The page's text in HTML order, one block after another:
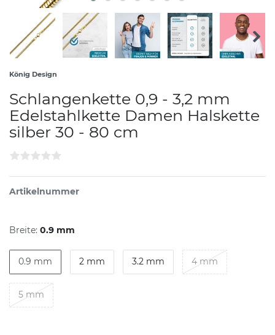
König Design
Schlangenkette 0,9 - 3,2 mm
Edelstahlkette Damen Halskette
silber 30 - 80 cm
Artikelnummer
Breite: 0.9 mm
0.9 mm 2 mm 3.2 mm 4 mm
5 mm